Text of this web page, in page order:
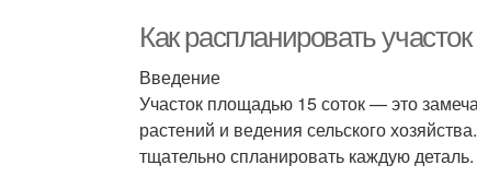
Как распланировать
Введение
Участок площадью 15 соток — это
растений и ведения сельского
тщательно спланировать каждую